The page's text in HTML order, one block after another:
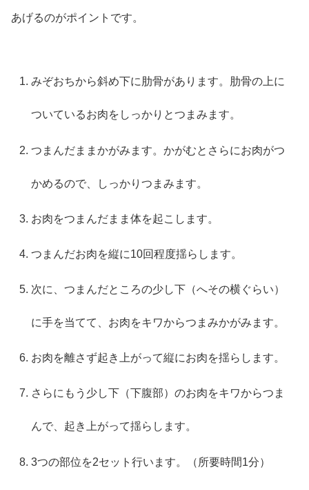
あげるのがポイントです。
みぞおちから斜め下に肋骨があります。肋骨の上に
ついているお肉をしっかりとつまみます。
つまんだままかがみます。かがむとさらにお肉がつ
かめるので、しっかりつまみます。
お肉をつまんだまま体を起こします。
つまんだお肉を縦に10回程度揺らします。
次に、つまんだところの少し下（へその横ぐらい）
に手を当てて、お肉をキワからつまみかがみます。
お肉を離さず起き上がって縦にお肉を揺らします。
さらにもう少し下（下腹部）のお肉をキワからつま
んで、起き上がって揺らします。
3つの部位を2セット行います。（所要時間1分）